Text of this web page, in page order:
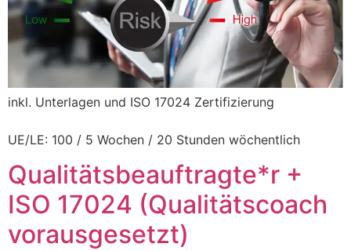
inkl. Unterlagen und ISO 17024 Zertifizierung
UE/LE: 100 / 5 Wochen / 20 Stunden wöchentlich
Qualitätsbeauftragte*r +
ISO 17024 (Qualitätscoach
vorausgesetzt)